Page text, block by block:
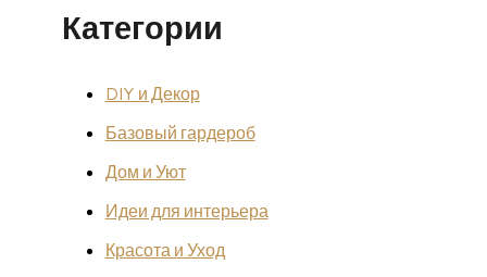
Категории
DIY и Декор
Базовый гардероб
Дом и Уют
Идеи для интерьера
Красота и Уход